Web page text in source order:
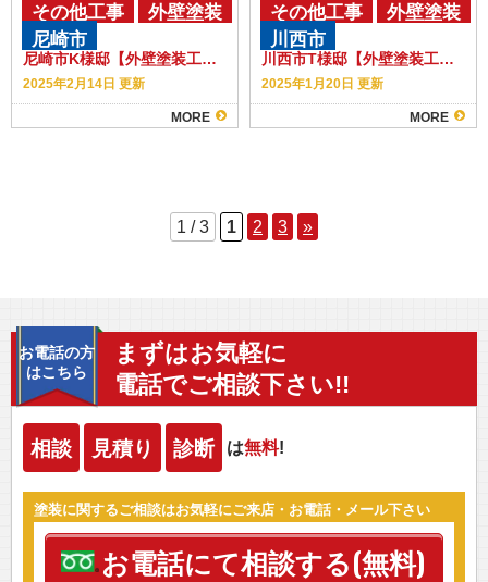
尼崎市K様邸【外壁塗装工事】【シーリング補修】【タイル張替え】
2025年2月14日 更新
MORE
その他工事 外壁塗装
雨漏り補修
尼崎市
川西市T様邸【外壁塗装工事】【クラック補修】
2025年1月20日 更新
MORE
その他工事
外壁塗装
川西市
1 / 3 1 2 3 »
お電話の方
はこちら
まずはお気軽に
電話でご相談下さい!!
相談 見積り 診断 は無料!
塗装に関するご相談はお気軽にご来店・お電話・メール下さい
お電話にて相談する(無料)